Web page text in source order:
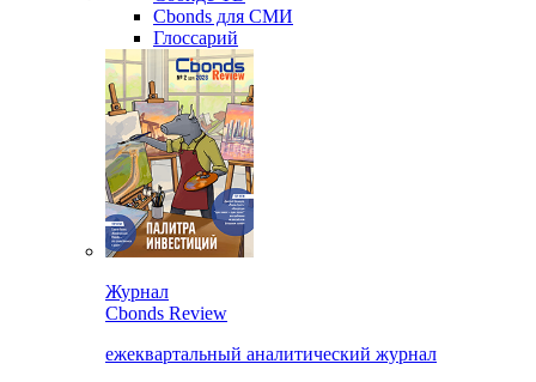
Новости & Research Hub
Новости рынка
Research Hub
Сбондс-ТВ
Cbonds для СМИ
Глоссарий